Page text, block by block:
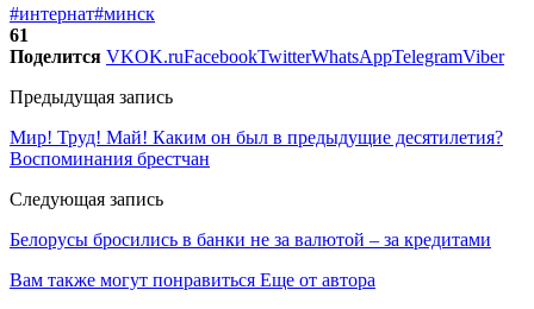
#интернат#минск
61
Поделится VKOK.ruFacebookTwitterWhatsAppTelegramViber
Предыдущая запись
Мир! Труд! Май! Каким он был в предыдущие десятилетия?
Воспоминания брестчан
Следующая запись
Белорусы бросились в банки не за валютой – за кредитами
Вам также могут понравиться Еще от автора